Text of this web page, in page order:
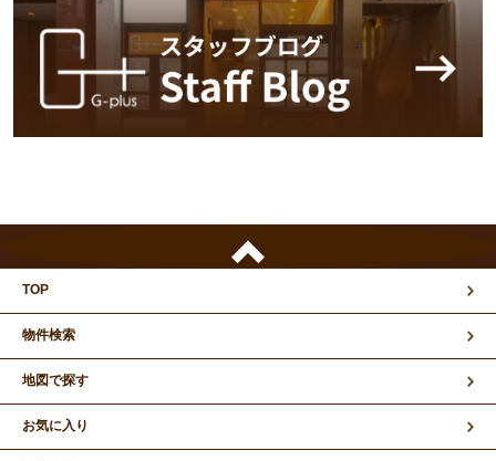
TOP
物件検索
地図で探す
お気に入り